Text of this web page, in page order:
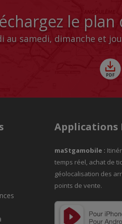
le
au samedi, dimanche et
Applications
maStgamobile :
temps réel, achat de
géolocalisation des
points de vente.